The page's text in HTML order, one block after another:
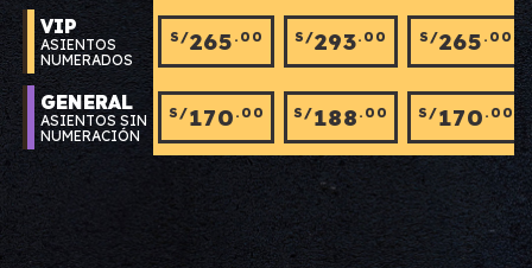
VIP
ASIENTOS
NUMERADOS
S/265 .00 S/293.00 S/265 .00
GENERAL
ASIENTOS SIN
NUMERACIÓN
S/170 .00 S/188 .00 S/170 .00